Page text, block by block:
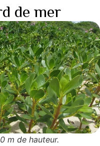
de mer
m de hauteur.